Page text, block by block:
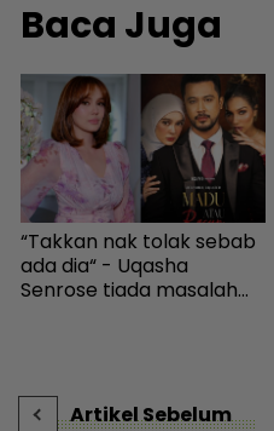
Baca Juga
“Takkan nak tolak sebab
ada dia“ - Uqasha
Senrose tiada masalah
Artikel Sebelum